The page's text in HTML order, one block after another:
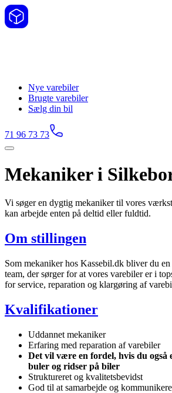
Nye varebiler
Brugte varebiler
Sælg din bil
71 96 73 73
Mekaniker i
Vi søger en dygtig mekaniker til vores
kan arbejde enten på deltid eller fuldtid.
Om stillingen
Som mekaniker hos Kassebil.dk bliver du
team, der sørger for at vores varebiler er i
for service, reparation og klargøring af
Kvalifikationer
Uddannet mekaniker
Erfaring med reparation af varebiler
Det vil være en fordel, hvis du også
buler og ridser på biler
Struktureret og kvalitetsbevidst
God til at samarbejde og kommunikere